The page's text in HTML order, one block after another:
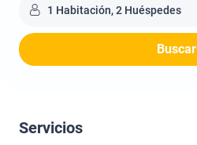
1 Habitación, 2 Huéspedes
Buscar
Servicios